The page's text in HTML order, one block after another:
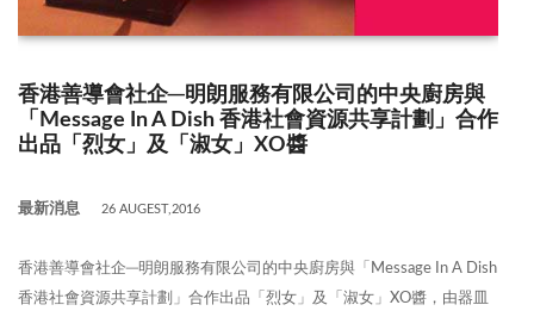
香港善導會社企─明朗服務有限公司的中央廚房與
「Message In A Dish 香港社會資源共享計劃」合作
出品「烈女」及「淑女」XO醬
最新消息 26 AUGEST,2016
香港善導會社企─明朗服務有限公司的中央廚房與「Message In A Dish
香港社會資源共享計劃」合作出品「烈女」及「淑女」XO醬，由器皿